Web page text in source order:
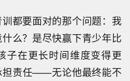
都要面对的那个问题：我
么？是尽快赢下青少年比
子在更长时间维度变得更
担责任——无论他最终能不